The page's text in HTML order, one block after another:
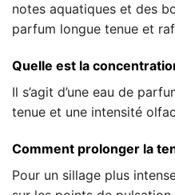
notes aquatiques et des
parfum longue tenue et
Quelle est la
Il s’agit d’une eau de
tenue et une intensité
Comment prolonger la
Pour un sillage plus